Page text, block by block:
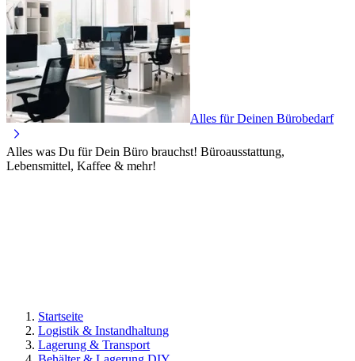
Alles für Deinen Bürobedarf
Alles was Du für Dein Büro brauchst! Büroausstattung,
Lebensmittel, Kaffee & mehr!
Startseite
Logistik & Instandhaltung
Lagerung & Transport